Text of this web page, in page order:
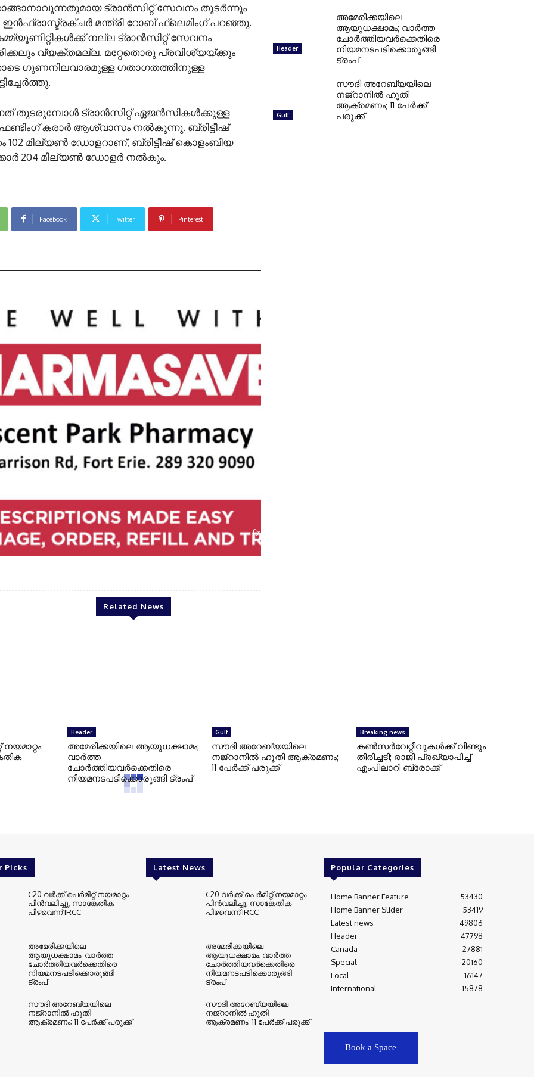
ട്രാൻസിറ്റ് സേവനം തുടർന്നും
ഇൻഫ്രാസ്ട്രക്ചർ മന്ത്രി റോബ് ഫ്ലെമിംഗ് പറഞ്ഞു.
നല്ല ട്രാൻസിറ്റ് സേവനം
വ്യക്തമല്ല. മറ്റേതൊരു പ്രവിശ്യയ്ക്കും
ഗുണനിലവാരമുള്ള ഗതാഗതത്തിനുള്ള
തുടരുമ്പോൾ ട്രാൻസിറ്റ് ഏജൻസികൾക്കുള്ള
കരാർ ആശ്വാസം നൽകുന്നു. ബ്രിട്ടീഷ്
മില്യൺ ഡോളറാണ്, ബ്രിട്ടീഷ് കൊളംബിയ
204 മില്യൺ ഡോളർ നൽകും.
Facebook Twitter Pinterest
Pharmasave
Header
അമേരിക്കയിലെ
ആയുധക്ഷാമം; വാര്‍ത്ത
ചോര്‍ത്തിയവര്‍ക്കെതിരെ
നിയമനടപടിക്കൊരുങ്ങി
ട്രംപ്
Gulf
സൗദി അറേബ്യയിലെ
നജ്റാനില്‍ ഹൂതി
ആക്രമണം; 11 പേര്‍ക്ക്
പരുക്ക്
Related News
നയമാറ്റം
Header
അമേരിക്കയിലെ ആയുധക്ഷാമം;
വാര്‍ത്ത
ചോര്‍ത്തിയവര്‍ക്കെതിരെ
നിയമനടപടിക്കൊരുങ്ങി ട്രംപ്
Gulf
സൗദി അറേബ്യയിലെ
നജ്റാനില്‍ ഹൂതി ആക്രമണം;
11 പേര്‍ക്ക് പരുക്ക്
Breaking news
കണ്‍സര്‍വേറ്റീവുകള്‍ക്ക് വീണ്ടും
തിരിച്ചടി; രാജി പ്രഖ്യാപിച്ച്
എംപിലാറി ബ്രോക്ക്
Picks
C20 വര്‍ക്ക് പെര്‍മിറ്റ് നയമാറ്റം
പിന്‍വലിച്ചു; സാങ്കേതിക
പിഴവെന്ന് IRCC
അമേരിക്കയിലെ
ആയുധക്ഷാമം; വാര്‍ത്ത
ചോര്‍ത്തിയവര്‍ക്കെതിരെ
നിയമനടപടിക്കൊരുങ്ങി
ട്രംപ്
സൗദി അറേബ്യയിലെ
നജ്റാനില്‍ ഹൂതി
ആക്രമണം; 11 പേര്‍ക്ക് പരുക്ക്
Latest News
C20 വര്‍ക്ക് പെര്‍മിറ്റ് നയമാറ്റം
പിന്‍വലിച്ചു; സാങ്കേതിക
പിഴവെന്ന് IRCC
അമേരിക്കയിലെ
ആയുധക്ഷാമം; വാര്‍ത്ത
ചോര്‍ത്തിയവര്‍ക്കെതിരെ
നിയമനടപടിക്കൊരുങ്ങി
ട്രംപ്
സൗദി അറേബ്യയിലെ
നജ്റാനില്‍ ഹൂതി
ആക്രമണം; 11 പേര്‍ക്ക് പരുക്ക്
Popular Categories
Home Banner Feature
53430
Home Banner Slider
53419
Latest news
49806
Header
47798
Canada
27881
Special
20160
Local
16147
International
15878
Book a Space